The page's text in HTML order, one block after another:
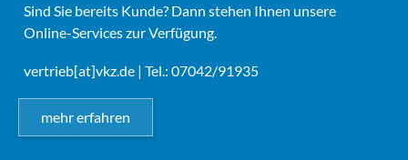
Sind Sie bereits Kunde? Dann stehen Ihnen unsere
Online-Services zur Verfügung.
vertrieb[at]vkz.de | Tel.: 07042/91935
mehr erfahren